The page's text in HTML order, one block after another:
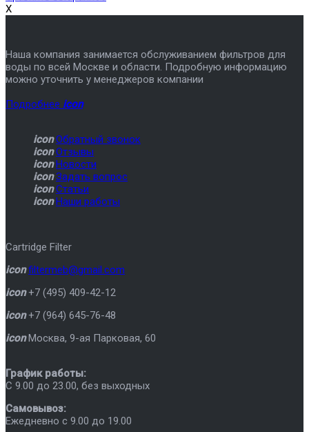
X
Наша компания занимается обслуживанием фильтров для
воды по всей Москве и области. Подробную информацию
можно уточнить у менеджеров компании
Подробнее icon
icon Обратный звонок
icon Отзывы
icon Новости
icon Задать вопрос
icon Статьи
icon Наши работы
Cartridge Filter
icon filtermeb@gmail.com
icon +7 (495) 409-42-12
icon +7 (964) 645-76-48
icon Москва, 9-ая Парковая, 60
График работы:
C 9.00 до 23.00, без выходных
Самовывоз:
Ежедневно с 9.00 до 19.00